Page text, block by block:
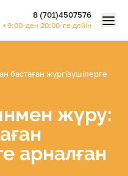
8 (701)4507576
• 9:00-ден 20:00-ге дейін
бастаған жүргізушілерге
жүру:
арналған